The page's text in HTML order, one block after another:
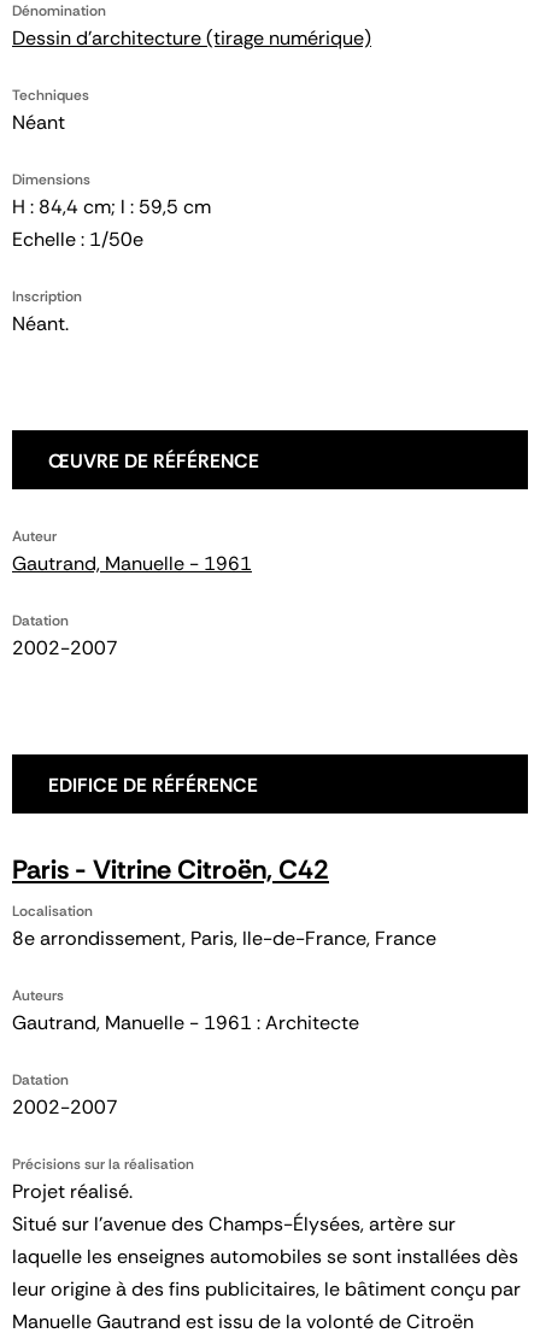
Dénomination
Dessin d'architecture (tirage numérique)
Techniques
Néant
Dimensions
H : 84,4 cm; l : 59,5 cm
Echelle : 1/50e
Inscription
Néant.
ŒUVRE DE RÉFÉRENCE
Auteur
Gautrand, Manuelle - 1961
Datation
2002-2007
EDIFICE DE RÉFÉRENCE
Paris - Vitrine Citroën, C42
Localisation
8e arrondissement, Paris, Ile-de-France, France
Auteurs
Gautrand, Manuelle - 1961 : Architecte
Datation
2002-2007
Précisions sur la réalisation
Projet réalisé.
Situé sur l’avenue des Champs-Élysées, artère sur
laquelle les enseignes automobiles se sont installées dès
leur origine à des fins publicitaires, le bâtiment conçu par
Manuelle Gautrand est issu de la volonté de Citroën